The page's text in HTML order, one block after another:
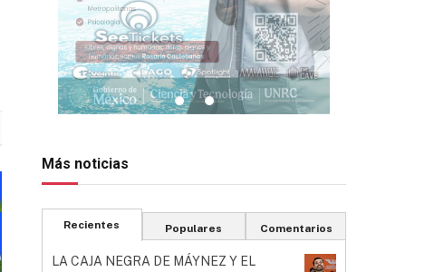
Más noticias
Recientes Populares Comentarios
LA CAJA NEGRA DE MÁYNEZ Y EL